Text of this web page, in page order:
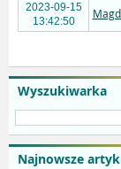
Wyszukiwarka
Najnowsze
2023-09-15
13:42:50